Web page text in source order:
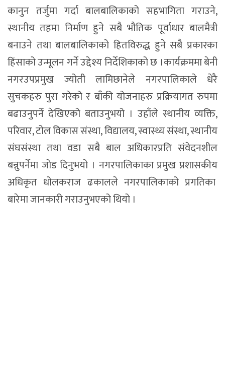
कानुन तर्जुमा गर्दा बालबालिकाको सहभागिता गराउने,
स्थानीय तहमा निर्माण हुने सबै भौतिक पूर्वाधार बालमैत्री
बनाउने तथा बालबालिकाको हितविरुद्ध हुने सबै प्रकारका
हिंसाको उन्मूलन गर्ने उद्देश्य निर्देशिकाको छ ।कार्यक्रममा बेनी
नगरउपप्रमुख ज्योती लामिछानेले नगरपालिकाले धेरै
सुचकहरु पुरा गरेको र बाँकी योजनाहरु प्रक्रियागत रुपमा
बढाउनुपर्ने देखिएको बताउनुभयो । उहाँले स्थानीय व्यक्ति,
परिवार, टोल विकास संस्था, विद्यालय, स्वास्थ्य संस्था, स्थानीय
संघसंस्था तथा वडा सबै बाल अधिकारप्रति संवेदनशील
बन्नुपर्नेमा जोड दिनुभयो । नगरपालिकाका प्रमुख प्रशासकीय
अधिकृत धोलकराज ढकालले नगरपालिकाको प्रगतिका
बारेमा जानकारी गराउनुभएको थियो ।